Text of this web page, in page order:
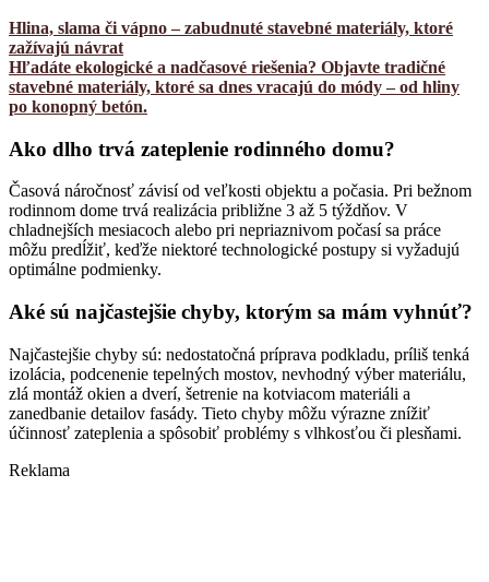
Hlina, slama či vápno – zabudnuté stavebné materiály, ktoré
zažívajú návrat
Hľadáte ekologické a nadčasové riešenia? Objavte tradičné
stavebné materiály, ktoré sa dnes vracajú do módy – od hliny
po konopný betón.
Ako dlho trvá zateplenie rodinného domu?
Časová náročnosť závisí od veľkosti objektu a počasia. Pri bežnom
rodinnom dome trvá realizácia približne 3 až 5 týždňov. V
chladnejších mesiacoch alebo pri nepriaznivom počasí sa práce
môžu predĺžiť, keďže niektoré technologické postupy si vyžadujú
optimálne podmienky.
Aké sú najčastejšie chyby, ktorým sa mám vyhnúť?
Najčastejšie chyby sú: nedostatočná príprava podkladu, príliš tenká
izolácia, podcenenie tepelných mostov, nevhodný výber materiálu,
zlá montáž okien a dverí, šetrenie na kotviacom materiáli a
zanedbanie detailov fasády. Tieto chyby môžu výrazne znížiť
účinnosť zateplenia a spôsobiť problémy s vlhkosťou či plesňami.
Reklama